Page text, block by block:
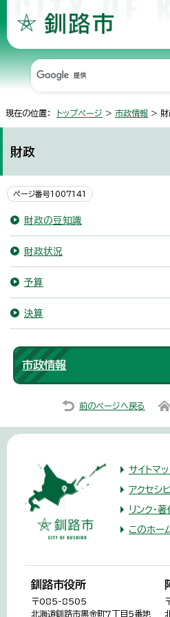
現在の位置： トップページ > 市政情報 > 財
財政
ページ番号1007141
財政の豆知識
財政状況
予算
決算
市政情報
前のページへ戻る
サイトマ
アクセシ
リンク・
このホー
釧路市役所
〒085-8505
北海道釧路市黒金町7丁目5番地